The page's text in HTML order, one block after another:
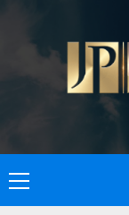
content
Primary
Menu